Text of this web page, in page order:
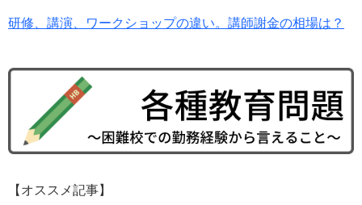
研修、講演、ワークショップの違い。講師謝金の相場は？
【オススメ記事】